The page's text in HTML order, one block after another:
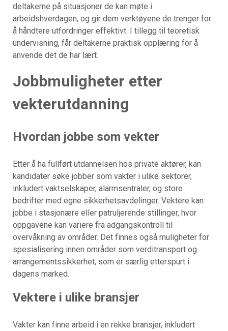
deltakerne på situasjoner de kan møte i
arbeidshverdagen, og gir dem verktøyene de trenger for
å håndtere utfordringer effektivt. I tillegg til teoretisk
undervisning, får deltakerne praktisk opplæring for å
anvende det de har lært.
Jobbmuligheter etter
vekterutdanning
Hvordan jobbe som vekter
Etter å ha fullført utdannelsen hos private aktører, kan
kandidater søke jobber som vakter i ulike sektorer,
inkludert vaktselskaper, alarmsentraler, og store
bedrifter med egne sikkerhetsavdelinger. Vektere kan
jobbe i stasjonære eller patruljerende stillinger, hvor
oppgavene kan variere fra adgangskontroll til
overvåkning av områder. Det finnes også muligheter for
spesialisering innen områder som verditransport og
arrangementssikkerhet, som er særlig etterspurt i
dagens marked.
Vektere i ulike bransjer
Vakter kan finne arbeid i en rekke bransjer, inkludert